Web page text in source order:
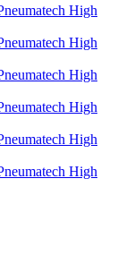
High
High
High
High
High
High